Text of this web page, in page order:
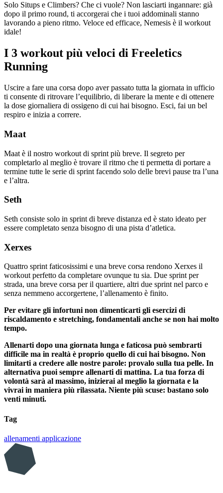
Solo Situps e Climbers? Che ci vuole? Non lasciarti ingannare: già
dopo il primo round, ti accorgerai che i tuoi addominali stanno
lavorando a pieno ritmo. Veloce ed efficace, Nemesis è il workout
idale!
I 3 workout più veloci di Freeletics
Running
Uscire a fare una corsa dopo aver passato tutta la giornata in ufficio
ti consente di ritrovare l’equilibrio, di liberare la mente e di ottenere
la dose giornaliera di ossigeno di cui hai bisogno. Esci, fai un bel
respiro e inizia a correre.
Maat
Maat è il nostro workout di sprint più breve. Il segreto per
completarlo al meglio è trovare il ritmo che ti permetta di portare a
termine tutte le serie di sprint facendo solo delle brevi pause tra l’una
e l’altra.
Seth
Seth consiste solo in sprint di breve distanza ed è stato ideato per
essere completato senza bisogno di una pista d’atletica.
Xerxes
Quattro sprint faticosissimi e una breve corsa rendono Xerxes il
workout perfetto da completare ovunque tu sia. Due sprint per
strada, una breve corsa per il quartiere, altri due sprint nel parco e
senza nemmeno accorgertene, l’allenamento è finito.
Per evitare gli infortuni non dimenticarti gli esercizi di
riscaldamento e stretching, fondamentali anche se non hai molto
tempo.
Allenarti dopo una giornata lunga e faticosa può sembrarti
difficile ma in realtà è proprio quello di cui hai bisogno. Non
limitarti a credere alle nostre parole: provalo sulla tua pelle. In
alternativa puoi sempre allenarti di mattina. La tua forza di
volontà sarà al massimo, inizierai al meglio la giornata e la
vivrai in maniera più rilassata. Niente più scuse: bastano solo
venti minuti.
Tag
allenamenti applicazione